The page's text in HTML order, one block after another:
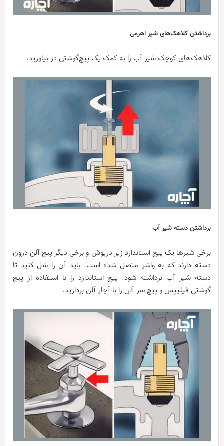
برداشتن کلاهک‌های شیر اهرمی
کلاهک‌های کوچک شیر آب را به کمک یک پیچ‌گوشتی در بیاورید.
برداشتن دسته شیر آب
برخی شیرها یک پیچ استاندارد زیر درپوش و برخی دیگر پیچ آلن درون
دسته دارند که به واشر متصل شده است. باید آن را شل کنید تا
دسته شیر آب برداشته شود. پیچ استاندارد را با استفاده از پیچ
گوشتی فیلیپس و پیچ سر آلن را با آچار آلن بردارید.